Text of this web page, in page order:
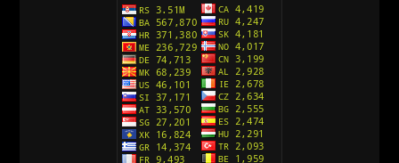
Avanture Kida Opasnost (Sinhronizovano na
Action Man (Sinhronizovano na Hrvatski)
Action Man (2000) Sinhronizovano na Hrvatski
Andjeoski Prijatelji (Sinhronizovano na Srpski)